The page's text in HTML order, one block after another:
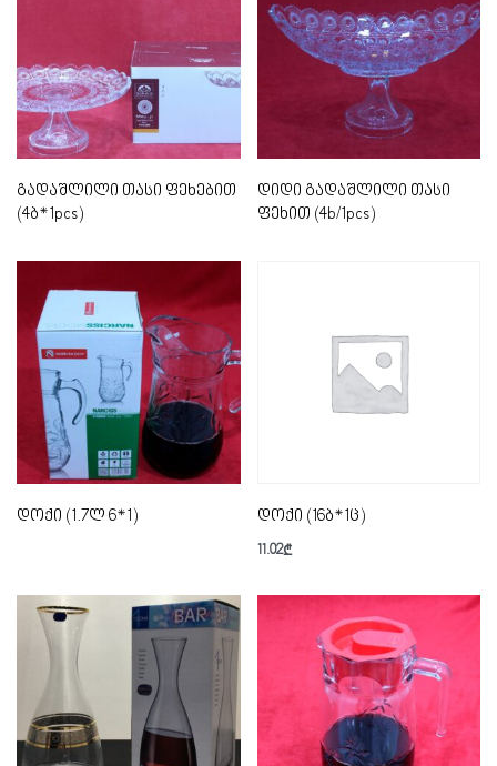
გადაშლილი თასი ფეხებით
(4ბ*1pcs)
დიდი გადაშლილი თასი
ფეხით (4b/1pcs)
დოქი (1.7ლ 6*1) დოქი (16ბ*1ც)
11.02₾